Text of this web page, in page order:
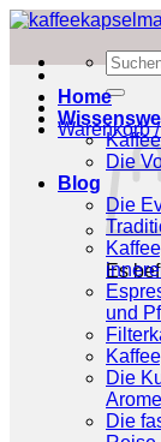
Zum
springen
nach:
Warenkorb
Es
Home
Die
Blog
Die
und
Die
Die